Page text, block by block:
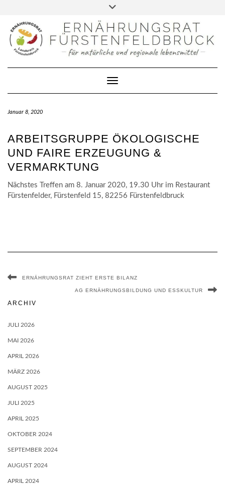
content
DATENSCHUTZERKLÄRUNG
IMPRESSUM
KONTAKT
Toggle Navigation
Januar 8, 2020
ARBEITSGRUPPE ÖKOLOGISCHE
UND FAIRE ERZEUGUNG &
VERMARKTUNG
Nächstes Treffen am 8. Januar 2020, 19.30 Uhr im Restaurant
Fürstenfelder, Fürstenfeld 15, 82256 Fürstenfeldbruck
ERNÄHRUNGSRAT ZIEHT ERSTE BILANZ
AG ERNÄHRUNGSBILDUNG UND ESSKULTUR
ARCHIV
JULI 2026
MAI 2026
APRIL 2026
MÄRZ 2026
AUGUST 2025
JULI 2025
APRIL 2025
OKTOBER 2024
SEPTEMBER 2024
AUGUST 2024
APRIL 2024